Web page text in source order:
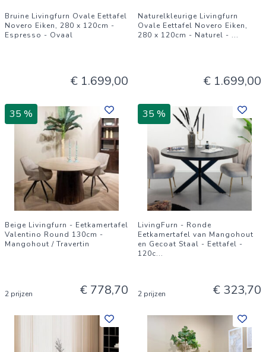
Bruine Livingfurn Ovale Eettafel
Novero Eiken, 280 x 120cm -
Espresso - Ovaal
€ 1.699,00
Naturelkleurige Livingfurn
Ovale Eettafel Novero Eiken,
280 x 120cm - Naturel - ...
€ 1.699,00
35 %
Beige Livingfurn - Eetkamertafel
Valentino Round 130cm -
Mangohout / Travertin
2 prijzen € 778,70
35 %
LivingFurn - Ronde
Eetkamertafel van Mangohout
en Gecoat Staal - Eettafel -
120c...
2 prijzen € 323,70